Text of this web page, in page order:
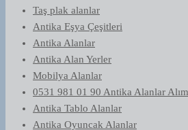
Taş plak alanlar
Antika Eşya Çeşitleri
Antika Alanlar
Antika Alan Yerler
Mobilya Alanlar
0531 981 01 90 Antika Alanlar Alım
Antika Tablo Alanlar
Antika Oyuncak Alanlar